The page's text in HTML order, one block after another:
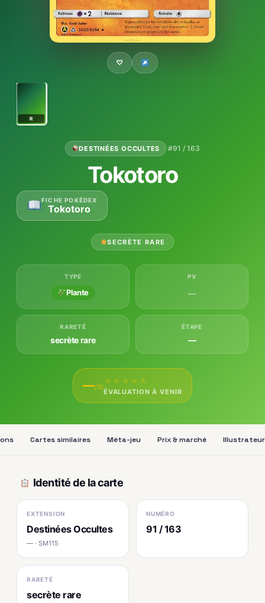
♡
R
DESTINÉES OCCULTES ·#91 / 163
Tokotoro
FICHE POKÉDEX
Tokotoro
SECRÈTE RARE
TYPE
Plante
PV
—
RARETÉ
secrète rare
ÉTAPE
—
—/10
★ ★ ★ ★ ★
ÉVALUATION À VENIR
Cartes similaires Méta-jeu Prix & marché Illustrateur
Identité de la carte
EXTENSION
Destinées Occultes
— · SM115
NUMÉRO
91 / 163
RARETÉ
secrète rare